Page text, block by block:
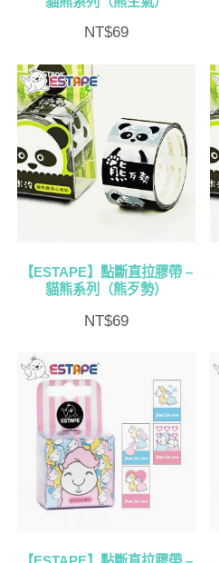
NT$69
【ESTAPE】點斷直拉膠帶 –
貓熊系列（熊歹勢）
NT$69